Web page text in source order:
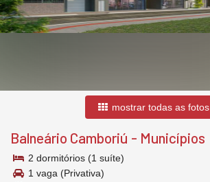
mostrar todas as fotos
Balneário Camboriú - Municípios
2 dormitórios (1 suíte)
1 vaga (Privativa)